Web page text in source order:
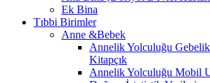
Ek Bina
Tıbbi Birimler
Anne &Bebek
Annelik Yolculuğu
Kitapçık
Annelik Yolculuğu Mobil